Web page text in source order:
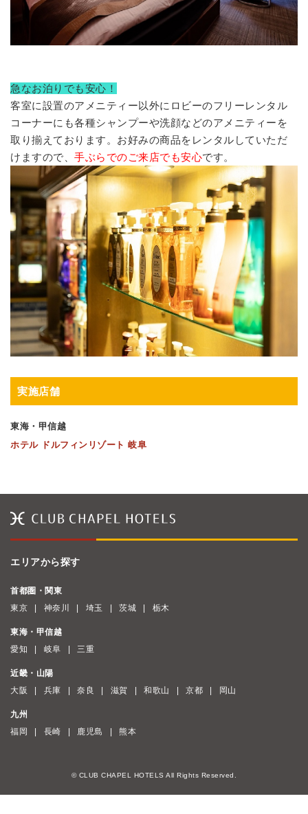
急なお泊りでも安心！
客室に設置のアメニティー以外にロビーのフリーレンタル
コーナーにも各種シャンプーや洗顔などのアメニティーを
取り揃えております。お好みの商品をレンタルしていただ
けますので、 手ぶらでのご来店でも安心です。
実施店舗
東海・甲信越
ホテル ドルフィンリゾート 岐阜
エリアから探す
首都圏・関東
東京
神奈川 埼玉 茨城 栃木
東海・甲信越
愛知
岐阜 三重
近畿・山陽
大阪
兵庫 奈良 滋賀 和歌山 京都 岡山
九州
福岡
長崎 鹿児島 熊本
© CLUB CHAPEL HOTELS All Rights Reserved.